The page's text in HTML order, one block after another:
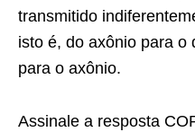
transmitido
isto é, do axônio para o
para o axônio.
Assinale a resposta